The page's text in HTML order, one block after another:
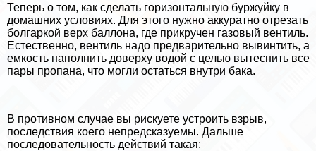
Теперь о том, как сделать горизонтальную буржуйку в
домашних условиях. Для этого нужно аккуратно отрезать
болгаркой верх баллона, где прикручен газовый вентиль.
Естественно, вентиль надо предварительно вывинтить, а
емкость наполнить доверху водой с целью вытеснить все
пары пропана, что могли остаться внутри бака.
В противном случае вы рискуете устроить взрыв,
последствия коего непредсказуемы. Дальше
последовательность действий такая: